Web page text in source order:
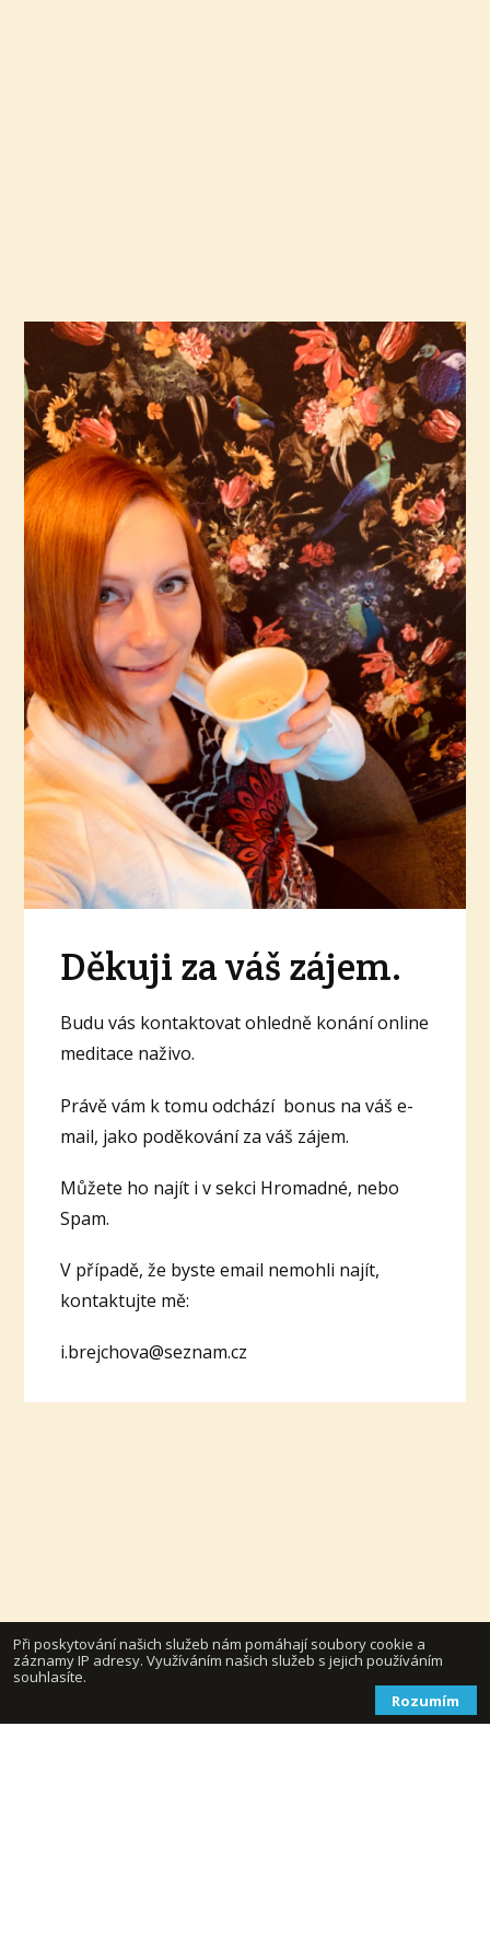
Děkuji za váš zájem.
Budu vás kontaktovat ohledně konání online
meditace naživo.
Právě vám k tomu odchází bonus na váš e-
mail, jako poděkování za váš zájem.
Můžete ho najít i v sekci Hromadné, nebo
Spam.
V případě, že byste email nemohli najít,
kontaktujte mě:
i.brejchova@seznam.cz
Při poskytování našich služeb nám pomáhají soubory cookie a
záznamy IP adresy. Využíváním našich služeb s jejich používáním
souhlasíte.
Rozumím